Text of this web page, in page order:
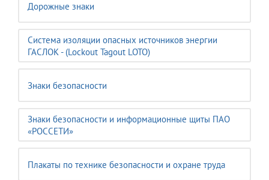
Дорожные знаки
Система изоляции опасных источников энергии
ГАСЛОК - (Lockout Tagout LOTO)
Знаки безопасности
Знаки безопасности и информационные щиты ПАО
«РОССЕТИ»
Плакаты по технике безопасности и охране труда